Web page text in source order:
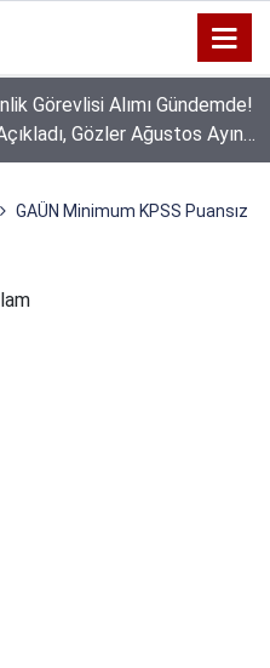
Görevlisi Alımı Gündemde!
Gözler Ağustos Ayına
GAÜN Minimum KPSS Puansız